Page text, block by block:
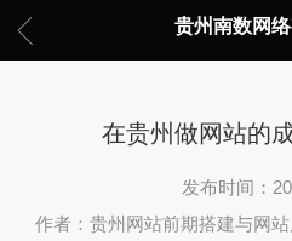
贵州南数网
在贵州做网站的
发布时间：
作者：贵州网站前期搭建与网